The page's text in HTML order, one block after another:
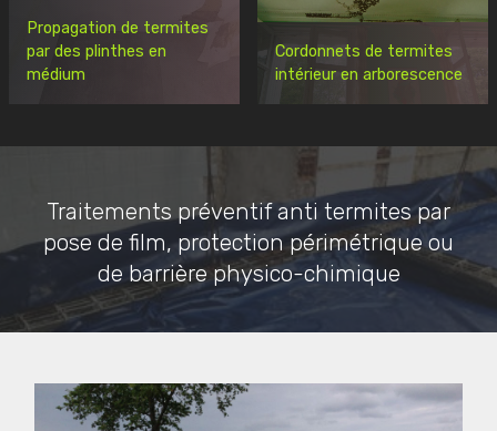
Propagation de termites
par des plinthes en
médium
Cordonnets de termites
intérieur en arborescence
Traitements préventif anti termites par
pose de film, protection périmétrique ou
de barrière physico-chimique